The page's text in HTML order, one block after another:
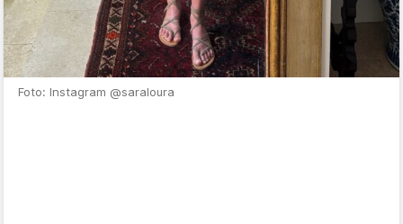
Foto: Instagram @saraloura